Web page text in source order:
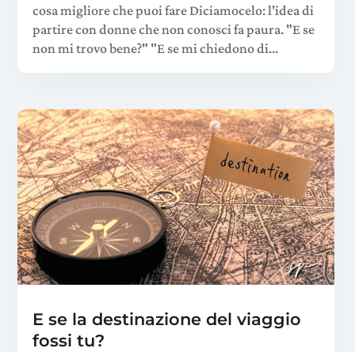
cosa migliore che puoi fare Diciamocelo: l'idea di
partire con donne che non conosci fa paura. "E se
non mi trovo bene?" "E se mi chiedono di...
E se la destinazione del viaggio
fossi tu?